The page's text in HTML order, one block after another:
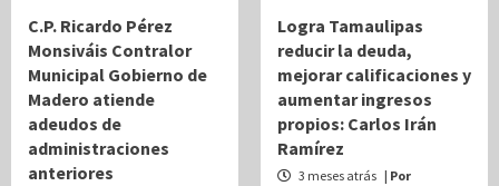
C.P. Ricardo Pérez
Monsiváis Contralor
Municipal Gobierno de
Madero atiende
adeudos de
administraciones
anteriores
Logra Tamaulipas
reducir la deuda,
mejorar calificaciones y
aumentar ingresos
propios: Carlos Irán
Ramírez
3 meses atrás | Por